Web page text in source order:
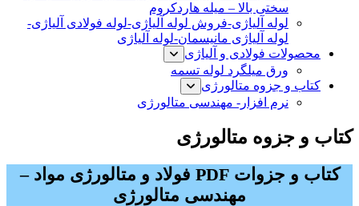
سختی بالا – میله هاردکروم
لوله آلیاژی-فروش لوله آلیاژی-لوله فولادی آلیاژی-
لوله آلیاژی مانیسمان-لوله آلیاژی
محصولات فولادی و آلیاژی
ورق میلگرد لوله تسمه
کتاب و جزوه متالورژی
نرم افزار- مهندسی متالورژی
کتاب و جزوه متالورژی
کتاب و جزوات PDF فولاد و متالورژی مواد –
مهندسی متالورژی